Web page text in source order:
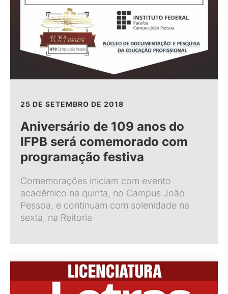
25 DE SETEMBRO DE 2018
Aniversário de 109 anos do
IFPB será comemorado com
programação festiva
Comemorações iniciam com evento
acadêmico na quinta, no Campus João
Pessoa, e continuam com solenidade na
sexta, na Reitoria